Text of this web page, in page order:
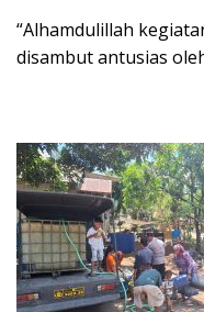
“Alhamdulillah
disambut antusias